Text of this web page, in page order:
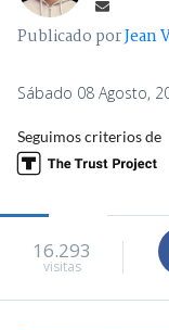
Publicado porJean
Sábado 08 Agosto,
Seguimos criterios de
16.293
visitas